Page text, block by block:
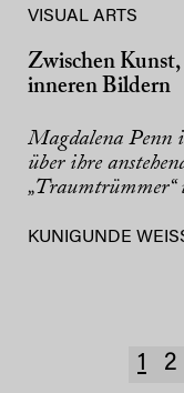
VISUAL ARTS
Zwischen
inneren Bildern
Magdalena
über ihre
„Traumtrümmer“
KUNIGUNDE
1 2